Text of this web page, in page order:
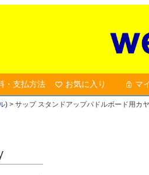
・支払方法 お気に入り マ
) サップ スタンドアップパドルボード用